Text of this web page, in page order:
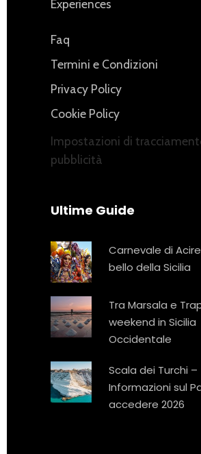
Experiences
Faq
Termini e Condizioni
Privacy Policy
Cookie Policy
Impostazioni di
pubblicità
Ultime Guide
Carnevale di
bello della Sicilia
Tra Marsala e
weekend in Sicilia
Occidentale
Scala dei Turchi –
Informazioni sul
accedere 2026